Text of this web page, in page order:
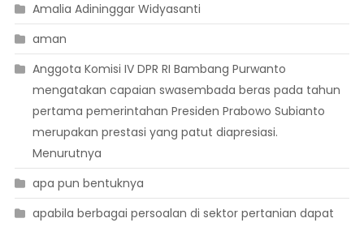
Amalia Adininggar Widyasanti
aman
Anggota Komisi IV DPR RI Bambang Purwanto
mengatakan capaian swasembada beras pada tahun
pertama pemerintahan Presiden Prabowo Subianto
merupakan prestasi yang patut diapresiasi.
Menurutnya
apa pun bentuknya
apabila berbagai persoalan di sektor pertanian dapat